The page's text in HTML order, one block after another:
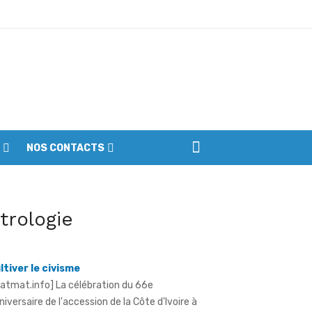
NOS CONTACTS
le civisme
La célébration du 66e
le vendredi 7 août 2026, à ...
déclarée contre l'orpaillage illicite
transvasement illégal du gaz butane